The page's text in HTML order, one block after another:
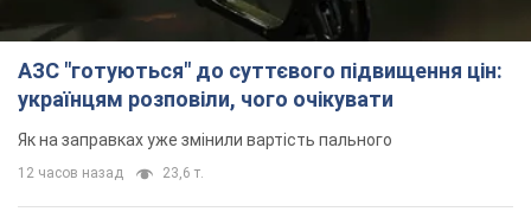
АЗС "готуються" до суттєвого підвищення цін:
українцям розповіли, чого очікувати
Як на заправках уже змінили вартість пального
12 часов назад 23,6 т.